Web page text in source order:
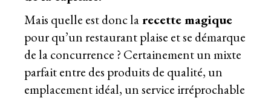
Mais quelle est donc la recette magique
pour qu’un restaurant plaise et se démarque
de la concurrence ? Certainement un mixte
parfait entre des produits de qualité, un
emplacement idéal, un service irréprochable